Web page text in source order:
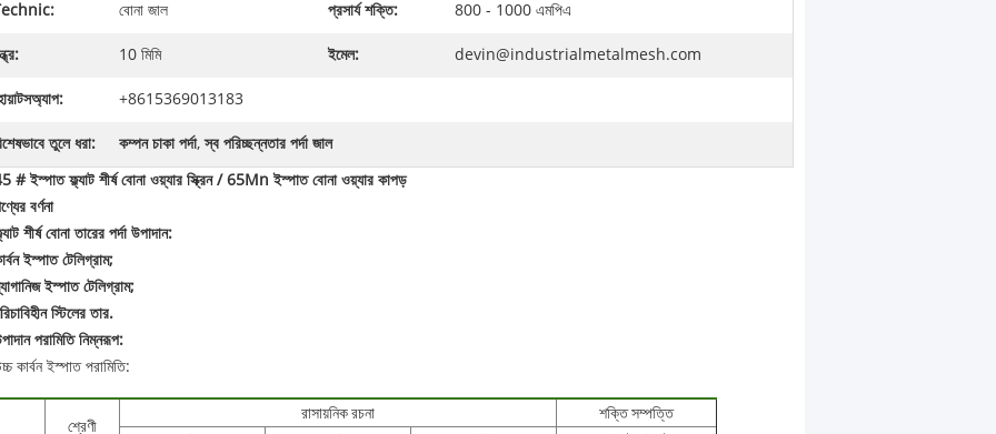
বোনা জাল প্রসার্য শক্তি: 800 - 1000 এমপিএ
10 মিমি ইমেল: devin@industrialmetalmesh.com
+8615369013183
তুলে ধরা: কম্পন চাকা পর্দা,স্ব পরিচ্ছন্নতার পর্দা জাল
# ইস্পাত ফ্ল্যাট শীর্ষ বোনা ওয়্যার স্ক্রিন / 65Mn ইস্পাত বোনা ওয়্যার কাপড়
বর্ণনা
শীর্ষ বোনা তারের পর্দা উপাদান:
ইস্পাত টেলিগ্রাম;
ইস্পাত টেলিগ্রাম;
স্টিলের তার.
পরামিতি নিম্নরূপ:
কার্বন ইস্পাত পরামিতি:
শ্রেণী
রাসায়নিক রচনা
শক্তি সম্পত্তি